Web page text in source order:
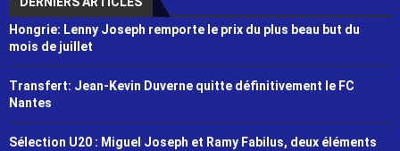
Hongrie: Lenny Joseph remporte le prix du plus beau but du
mois de juillet
Transfert: Jean-Kevin Duverne quitte définitivement le FC
Nantes
Sélection U20 : Miguel Joseph et Ramy Fabilus, deux éléments